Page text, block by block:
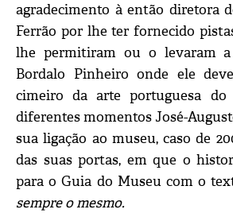
agradecimento à então diretora
Ferrão por lhe ter fornecido
lhe permitiram ou o levaram
Bordalo Pinheiro onde ele
cimeiro da arte portuguesa
diferentes momentos José-
sua ligação ao museu, caso de
das suas portas, em que o
para o Guia do Museu com o
sempre o mesmo.